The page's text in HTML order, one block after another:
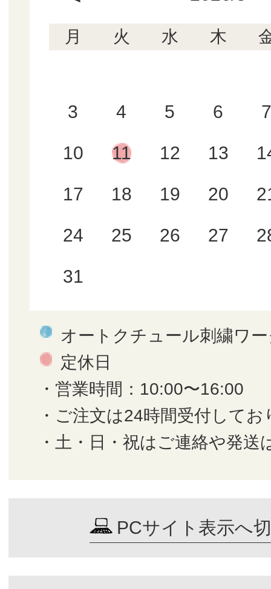
月 火 水 木
3 4 5 6 7
10 11 12 13
17 18 19 20
24 25 26 27
31
オートクチュール刺繍ワ
定休日
・営業時間：10:00〜16:00
・ご注文は24時間受付してお
・土・日・祝はご連絡や発送
PCサイト表示へ